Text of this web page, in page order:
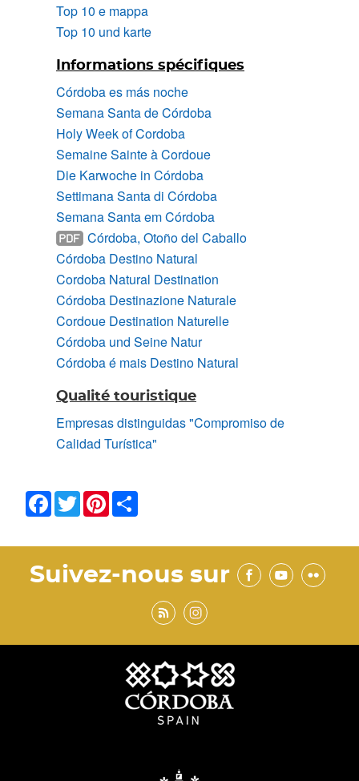
Top 10 e mappa
Top 10 und karte
Informations spécifiques
Córdoba es más noche
Semana Santa de Córdoba
Holy Week of Cordoba
Semaine Sainte à Cordoue
Die Karwoche in Córdoba
Settimana Santa di Córdoba
Semana Santa em Córdoba
Córdoba, Otoño del Caballo
Córdoba Destino Natural
Cordoba Natural Destination
Córdoba Destinazione Naturale
Cordoue Destination Naturelle
Córdoba und Seine Natur
Córdoba é mais Destino Natural
Qualité touristique
Empresas distinguidas "Compromiso de
Calidad Turística"
Facebook
TwitterPinterest
Suivez-nous sur